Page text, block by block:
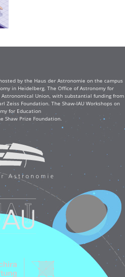
by the Haus der Astronomie on the campus
in Heidelberg. The Office of Astronomy for
Union, with substantial funding from
Zeiss Foundation. The Shaw-IAU Workshops on
for Education
Shaw Prize Foundation.